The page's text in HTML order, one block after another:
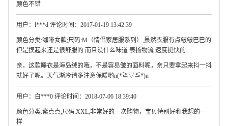
颜色不错
用户：l***d 评论时间：2017-01-19 13:42:39
颜色分类:咖啡女款;尺码:M（情侣家居服系列）,虽然衣服有点皱皱巴巴的
但是摸起来还是很舒服的 而且没什么味道 表扬物流 速度挺快的
亲，这款睡衣是海岛绒的哦，不是容易皱的面料呢，亲只要拿起来抖一抖
就好了呢。天气渐冷请多注意保暖哟n(*≧▽≦*)n
用户：白***0 评论时间：2018-07-06 18:39:40
颜色分类:紫点点;尺码:XXL,非常好的一次购物，宝贝特别好和我想的一
样